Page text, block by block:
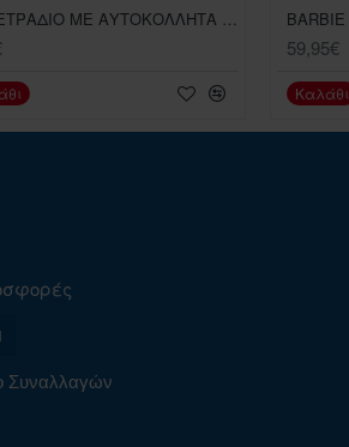
59,95€
Καλάθι
Συναλλαγών